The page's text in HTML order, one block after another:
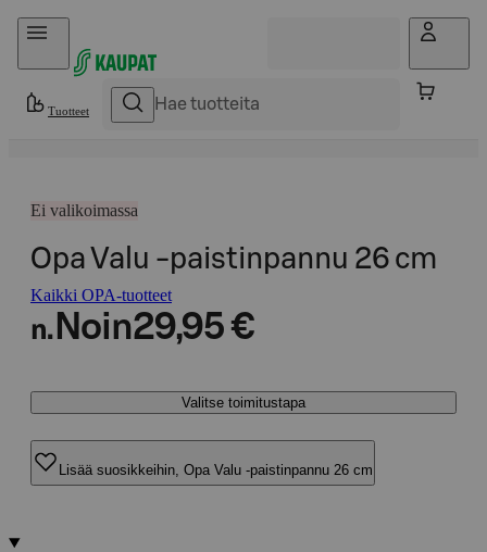
Hyppää sisältöön
Tuotteet
Ei valikoimassa
Opa Valu -paistinpannu 26 cm
Kaikki OPA-tuotteet
n. Noin29,95 €
Valitse toimitustapa
Lisää suosikkeihin, Opa Valu -paistinpannu 26 cm